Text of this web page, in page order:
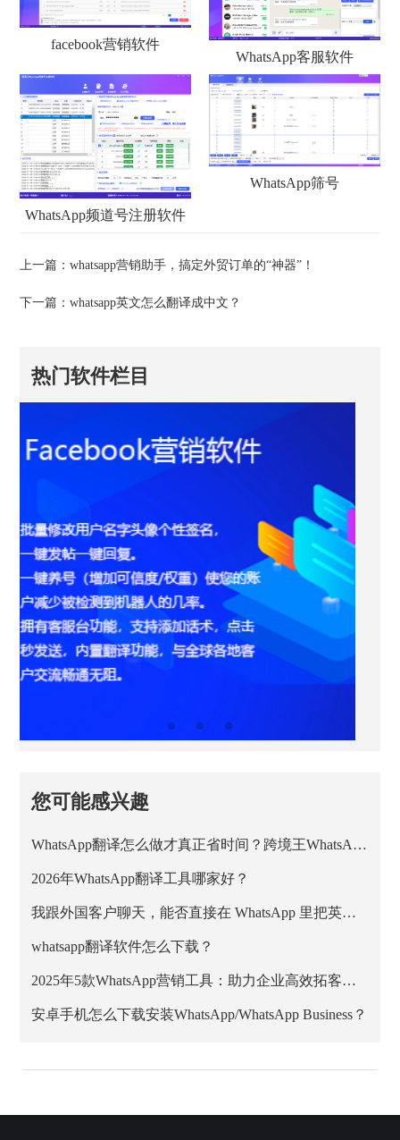
facebook营销软件
WhatsApp客服软件
WhatsApp频道号注册软件
WhatsApp筛号
上一篇：whatsapp营销助手，搞定外贸订单的“神器”！
下一篇：whatsapp英文怎么翻译成中文？
热门软件栏目
您可能感兴趣
WhatsApp翻译怎么做才真正省时间？跨境王WhatsApp客服系统的正确用法
2026年WhatsApp翻译工具哪家好？
我跟外国客户聊天，能否直接在 WhatsApp 里把英文消息翻成中文？
whatsapp翻译软件怎么下载？
2025年5款WhatsApp营销工具：助力企业高效拓客与私域增长
安卓手机怎么下载安装WhatsApp/WhatsApp Business？